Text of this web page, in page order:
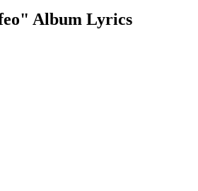
Album Lyrics